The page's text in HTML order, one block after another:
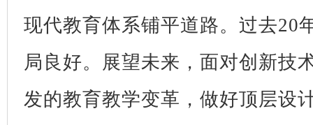
现代教育体系铺平道路。过去20
局良好。展望未来，面对创新技
发的教育教学变革，做好顶层设